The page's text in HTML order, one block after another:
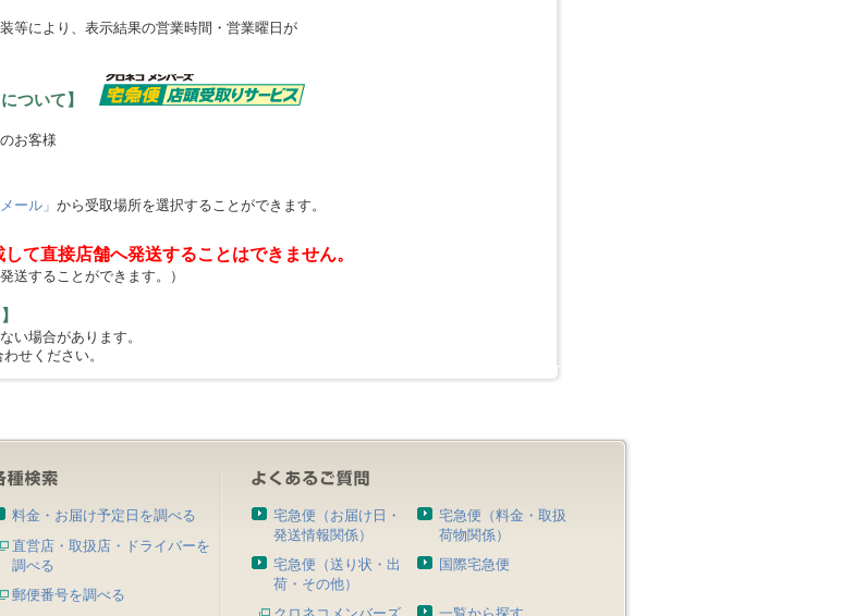
等により、表示結果の営業時間・営業曜日が
について】
お客様
ール」 から受取場所を選択することができます。
て直接店舗へ発送することはできません。
送することができます。）
い場合があります。
せください。
料金・お届け予定日を調べる
直営店・取扱店・ドライバーを
調べる
郵便番号を調べる
宅急便（お届け日・
発送情報関係）
宅急便（料金・取扱
荷物関係）
宅急便（送り状・出
荷・その他）
国際宅急便